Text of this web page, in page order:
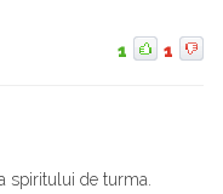
1 1
spiritului de turma.